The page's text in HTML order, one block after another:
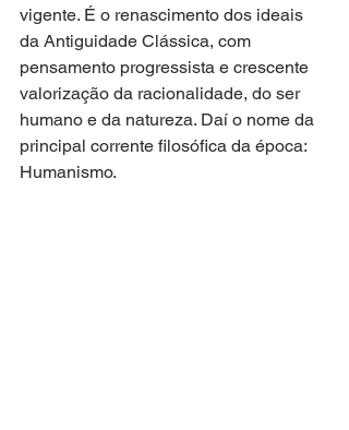
vigente. É o renascimento dos ideais
da Antiguidade Clássica, com
pensamento progressista e crescente
valorização da racionalidade, do ser
humano e da natureza. Daí o nome da
principal corrente filosófica da época:
Humanismo.